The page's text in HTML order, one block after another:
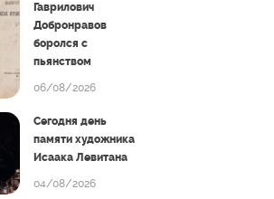
Гаврилович
Добронравов
боролся с
пьянством
06/08/2026
Сегодня день
памяти художника
Исаака Левитана
04/08/2026